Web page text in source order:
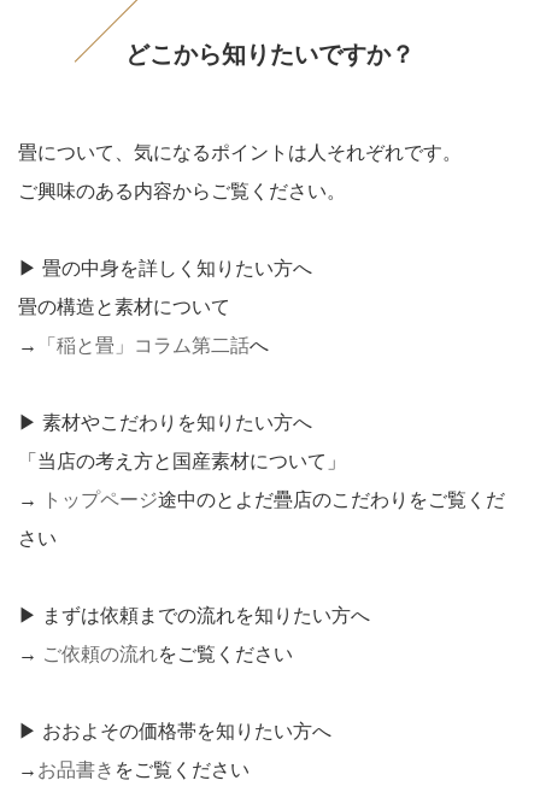
どこから知りたいですか？
畳について、気になるポイントは人それぞれです。
ご興味のある内容からご覧ください。
▶ 畳の中身を詳しく知りたい方へ
畳の構造と素材について
→
「稲と畳」コラム第二話へ
▶ 素材やこだわりを知りたい方へ
「当店の考え方と国産素材について」
→
トップページ途中のとよだ疊店のこだわりをご覧くだ
さい
▶ まずは依頼までの流れを知りたい方へ
→ ご依頼の流れをご覧ください
▶ おおよその価格帯を知りたい方へ
→ お品書き をご覧ください